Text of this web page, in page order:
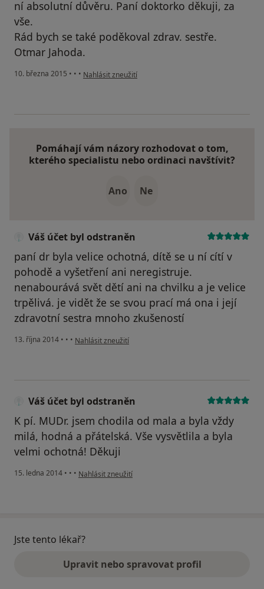
ní absolutní důvěru. Paní doktorko děkuji, za
vše.
Rád bych se také poděkoval zdrav. sestře.
Otmar Jahoda.
10. března 2015 • • • podle názoru uživatele Váš účet byl odstraněn
Nahlásit zneužití
Pomáhají vám názory rozhodovat o tom,
kterého specialistu nebo ordinaci navštívit?
Ano Ne
Váš účet byl odstraněn
paní dr byla velice ochotná, dítě se u ní cítí v
pohodě a vyšetření ani neregistruje.
nenabourává svět dětí ani na chvilku a je velice
trpělivá. je vidět že se svou prací má ona i její
zdravotní sestra mnoho zkušeností
13. října 2014 • • • podle názoru uživatele Váš účet byl odstraněn
Nahlásit zneužití
Váš účet byl odstraněn
K pí. MUDr. jsem chodila od mala a byla vždy
milá, hodná a přátelská. Vše vysvětlila a byla
velmi ochotná! Děkuji
15. ledna 2014 • • • podle názoru uživatele Váš účet byl odstraněn
Nahlásit zneužití
Jste tento lékař?
Upravit nebo spravovat profil